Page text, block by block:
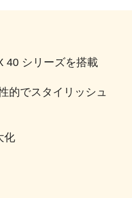
40 シリーズを搭載
的でスタイリッシュ
化